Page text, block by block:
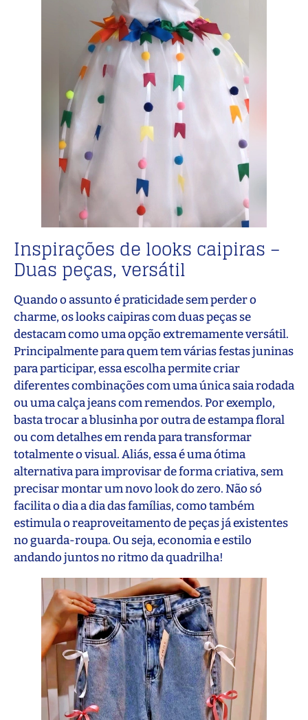
Inspirações de looks caipiras –
Duas peças, versátil
Quando o assunto é praticidade sem perder o
charme, os looks caipiras com duas peças se
destacam como uma opção extremamente versátil.
Principalmente para quem tem várias festas juninas
para participar, essa escolha permite criar
diferentes combinações com uma única saia rodada
ou uma calça jeans com remendos. Por exemplo,
basta trocar a blusinha por outra de estampa floral
ou com detalhes em renda para transformar
totalmente o visual. Aliás, essa é uma ótima
alternativa para improvisar de forma criativa, sem
precisar montar um novo look do zero. Não só
facilita o dia a dia das famílias, como também
estimula o reaproveitamento de peças já existentes
no guarda-roupa. Ou seja, economia e estilo
andando juntos no ritmo da quadrilha!